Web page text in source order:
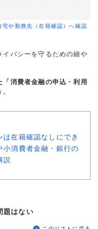
や勤務先（在籍確認）へ確認
バシーを守るための細や
消費者金融の申込・利用
は在籍確認なしにでき
小消費者金融・銀行の
説
題はない